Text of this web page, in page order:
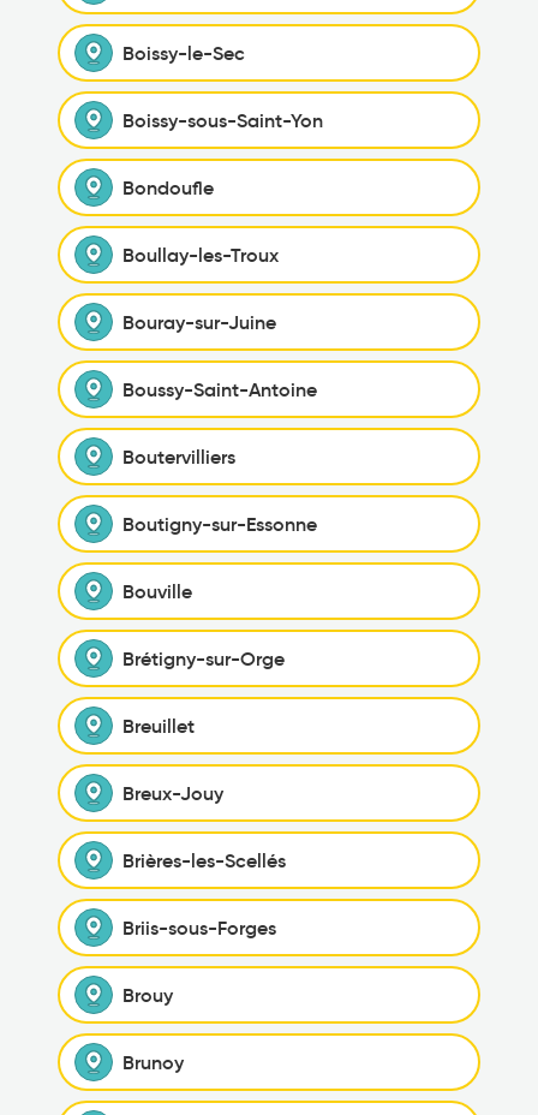
Boissy-le-Sec
Boissy-sous-Saint-Yon
Bondoufle
Boullay-les-Troux
Bouray-sur-Juine
Boussy-Saint-Antoine
Boutervilliers
Boutigny-sur-Essonne
Bouville
Brétigny-sur-Orge
Breuillet
Breux-Jouy
Brières-les-Scellés
Briis-sous-Forges
Brouy
Brunoy